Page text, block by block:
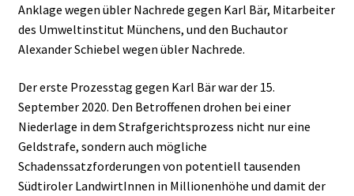
Anklage wegen übler Nachrede gegen Karl Bär, Mitarbeiter
des Umweltinstitut Münchens, und den Buchautor
Alexander Schiebel wegen übler Nachrede.
Der erste Prozesstag gegen Karl Bär war der 15.
September 2020. Den Betroffenen drohen bei einer
Niederlage in dem Strafgerichtsprozess nicht nur eine
Geldstrafe, sondern auch mögliche
Schadenssatzforderungen von potentiell tausenden
Südtiroler LandwirtInnen in Millionenhöhe und damit der